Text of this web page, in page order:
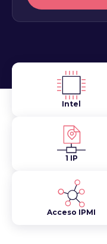
Intel
1 IP
Acceso IPMI